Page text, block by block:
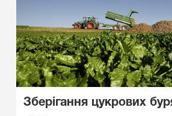
Зберігання цукрових